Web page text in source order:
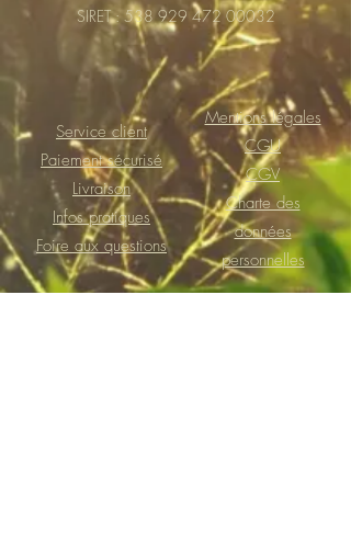
SIRET :538 929 472 00032
Service client
Paiement sécurisé
Livraison
Infos pratiques
Foire aux questions
Mentions légales
CGU
CGV
Charte des
données
personnelles